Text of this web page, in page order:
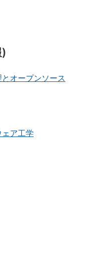
オープンソース
ア工学